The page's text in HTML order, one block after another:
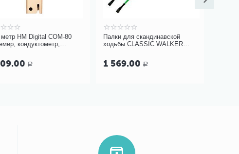
HM Digital COM-80
кондуктометр,
Р
Палки для скандинавской
ходьбы CLASSIC WALKER
1 569.00 Р